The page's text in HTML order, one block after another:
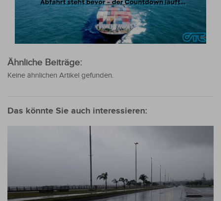
Ähnliche Beiträge:
Keine ähnlichen Artikel gefunden.
Das könnte Sie auch interessieren: